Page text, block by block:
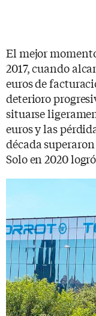
El mejor
2017, cuando
euros de
deterioro
situarse
euros y las
década
Solo en 2020